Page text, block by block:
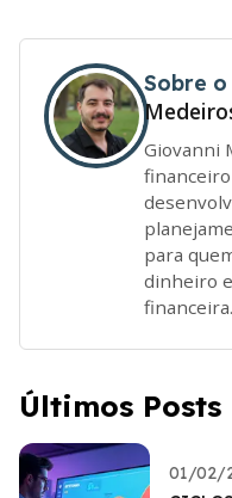
Sobre
Giovanni
para
dinheiro
financeira.
Últimos Posts
01/02/